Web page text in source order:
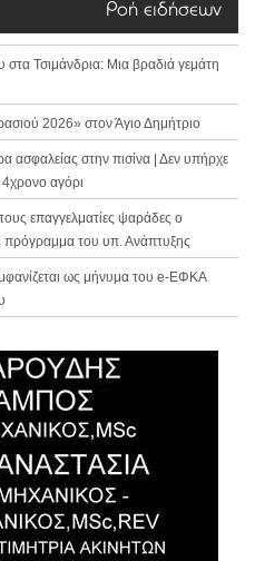
Ροή ειδήσεων
στα Τσιμάνδρια: Μια βραδιά γεμάτη
2026» στον Άγιο Δημήτριο
ασφαλείας στην πισίνα | Δεν υπήρχε
αγόρι
επαγγελματίες ψαράδες ο
πρόγραμμα του υπ. Ανάπτυξης
ως μήνυμα του e-ΕΦΚΑ